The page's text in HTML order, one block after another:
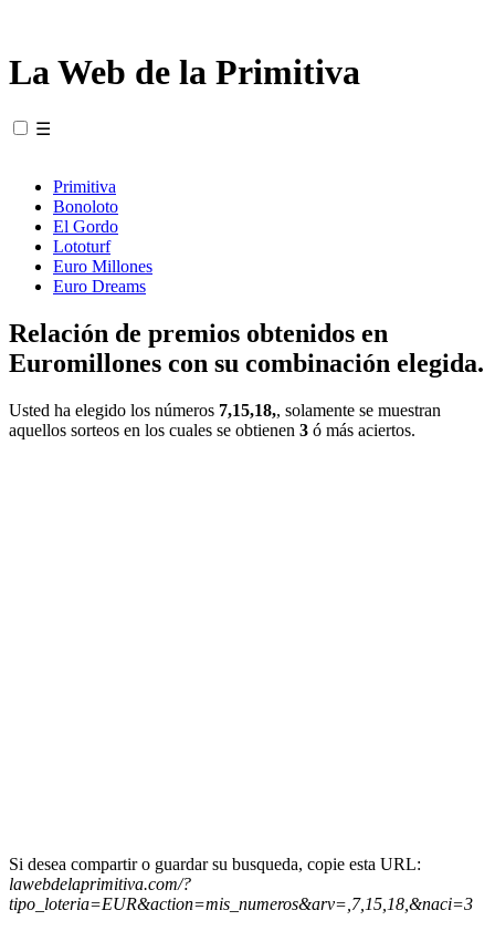
La Web de la Primitiva
☰
Primitiva
Bonoloto
El Gordo
Lototurf
Euro Millones
Euro Dreams
Relación de premios obtenidos en
Euromillones con su combinación elegida.
Usted ha elegido los números 7,15,18,, solamente se muestran
aquellos sorteos en los cuales se obtienen 3 ó más aciertos.
Si desea compartir o guardar su busqueda, copie esta URL:
lawebdelaprimitiva.com/?
tipo_loteria=EUR&action=mis_numeros&arv=,7,15,18,&naci=3